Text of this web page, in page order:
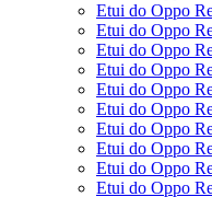
Etui do Oppo
Etui do Oppo
Etui do Oppo
Etui do Oppo
Etui do Oppo
Etui do Oppo
Etui do Oppo
Etui do Oppo
Etui do Oppo
Etui do Oppo